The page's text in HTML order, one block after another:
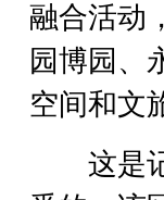
融合活动
园博园、
空间和文
这是记